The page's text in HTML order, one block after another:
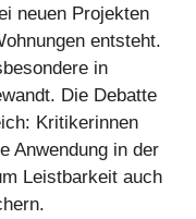
neuen Projekten
entsteht.
in
Die Debatte
Kritikerinnen
Anwendung in der
Leistbarkeit auch